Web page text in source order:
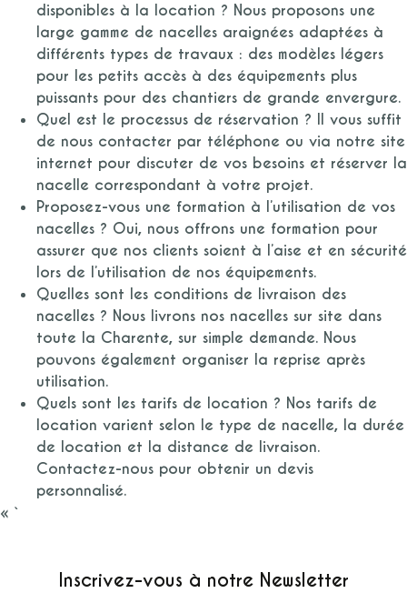
disponibles à la location ? Nous proposons une
large gamme de nacelles araignées adaptées à
différents types de travaux : des modèles légers
pour les petits accès à des équipements plus
puissants pour des chantiers de grande envergure.
Quel est le processus de réservation ? Il vous suffit
de nous contacter par téléphone ou via notre site
internet pour discuter de vos besoins et réserver la
nacelle correspondant à votre projet.
Proposez-vous une formation à l’utilisation de vos
nacelles ? Oui, nous offrons une formation pour
assurer que nos clients soient à l’aise et en sécurité
lors de l’utilisation de nos équipements.
Quelles sont les conditions de livraison des
nacelles ? Nous livrons nos nacelles sur site dans
toute la Charente, sur simple demande. Nous
pouvons également organiser la reprise après
utilisation.
Quels sont les tarifs de location ? Nos tarifs de
location varient selon le type de nacelle, la durée
de location et la distance de livraison.
Contactez-nous pour obtenir un devis
personnalisé.
« `
Inscrivez-vous à notre Newsletter